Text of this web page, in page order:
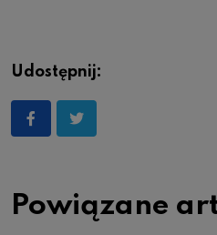
Udostępnij:
Powiązane